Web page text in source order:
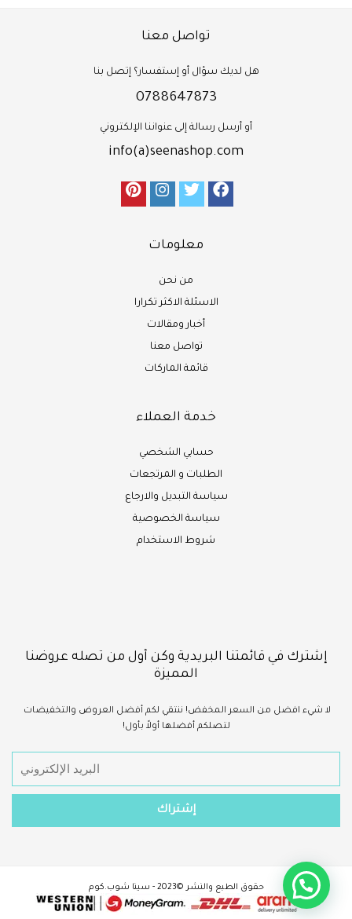
تواصل معنا
هل لديك سؤال أو إستفسار؟ إتصل بنا
0788647873
أو أرسل رسالة إلى عنواننا الإلكتروني
info(a)seenashop.com
معلومات
من نحن
الاسئلة الاكثر تكرارا
أخبار ومقالات
تواصل معنا
قائمة الماركات
خدمة العملاء
حسابي الشخصي
الطلبات و المرتجعات
سياسة التبديل والارجاع
سياسة الخصوصية
شروط الاستخدام
إشترك في قائمتنا البريدية وكن أول من تصله عروضنا
المميزة
لا شيء افضل من السعر المخفض! ننتقي لكم أفضل العروض والتخفيضات
لتصلكم أفضلها أولاً بأول!
حقوق الطبع والنشر ©2023 - سينا شوب.كوم